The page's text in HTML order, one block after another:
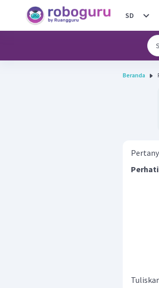
SD
Beranda